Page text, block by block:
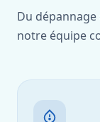
Du
notre équipe